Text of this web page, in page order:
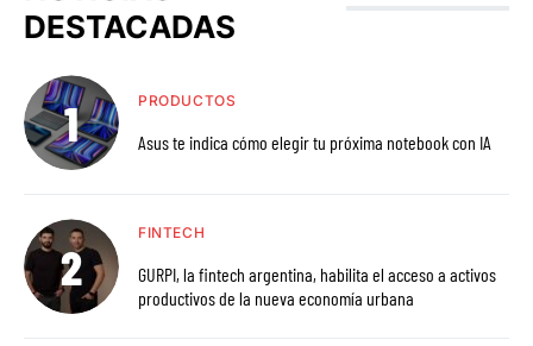
DESTACADAS
PRODUCTOS
Asus te indica cómo elegir tu próxima notebook con IA
FINTECH
GURPI, la fintech argentina, habilita el acceso a activos
productivos de la nueva economía urbana